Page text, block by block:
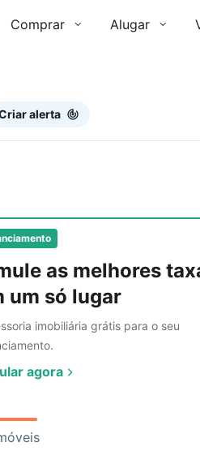
Comprar Alugar
alerta
as melhores
um só lugar
imobiliária grátis para o seu
agora